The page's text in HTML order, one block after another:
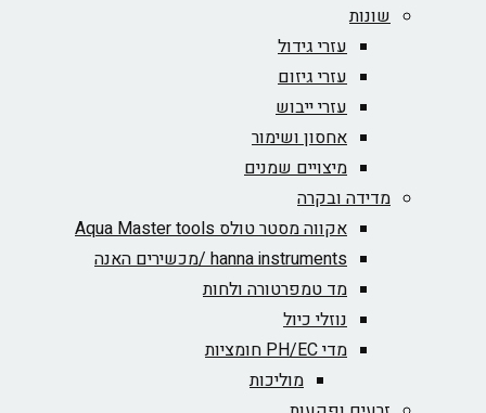
שונות
עזרי גידול
עזרי גיזום
עזרי ייבוש
אחסון ושימור
מיצויים שמנים
מדידה ובקרה
אקווה מסטר טולס Aqua Master tools
hanna instruments /מכשירים האנה
מד טמפרטורה ולחות
נוזלי כיול
מדי PH/EC חומציות
מוליכות